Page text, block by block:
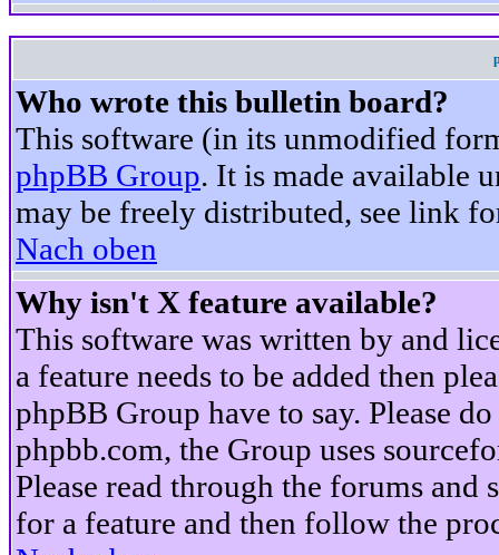
Who wrote this bulletin board?
This software (in its unmodified
phpBB Group. It is made available
may be freely distributed, see link
Nach oben
Why isn't X feature available?
This software was written by and
a feature needs to be added then
phpBB Group have to say. Please
phpbb.com, the Group uses
Please read through the forums
for a feature and then follow the